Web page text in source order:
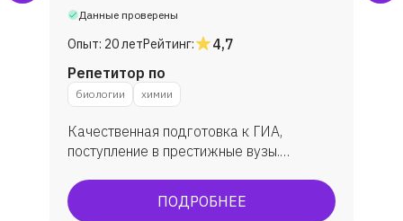
Данные проверены
Опыт: 20 летРейтинг:
4,7
Репетитор по
биологии химии
Качественная подготовка к ГИА,
поступление в престижные вузы.
балл 86 бб. ОГЭ всегда успешно, всегда
максимально сдают.ПОДРОБНЕЕ